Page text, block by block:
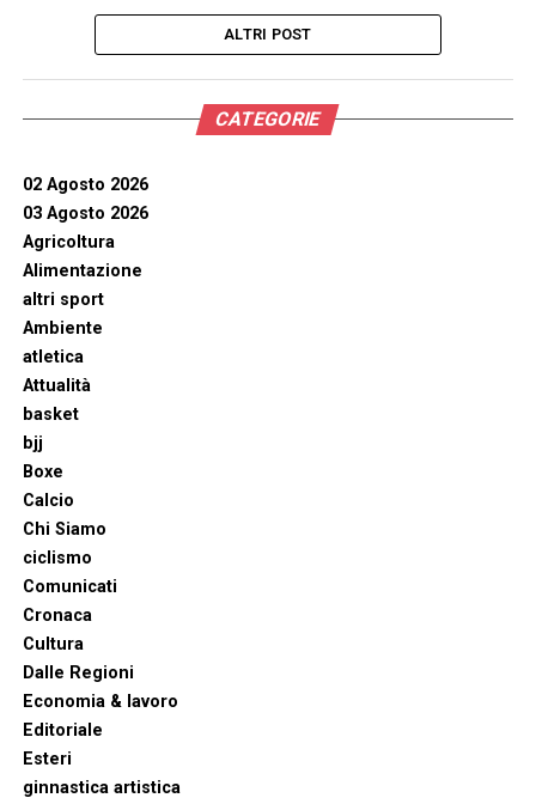
ALTRI POST
CATEGORIE
02 Agosto 2026
03 Agosto 2026
Agricoltura
Alimentazione
altri sport
Ambiente
atletica
Attualità
basket
bjj
Boxe
Calcio
Chi Siamo
ciclismo
Comunicati
Cronaca
Cultura
Dalle Regioni
Economia & lavoro
Editoriale
Esteri
ginnastica artistica